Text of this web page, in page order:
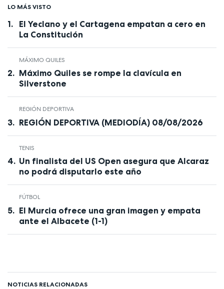
LO MÁS VISTO
El Yeclano y el Cartagena empatan a cero en
La Constitución
MÁXIMO QUILES
Máximo Quiles se rompe la clavícula en
Silverstone
REGIÓN DEPORTIVA
REGIÓN DEPORTIVA (MEDIODÍA) 08/08/2026
TENIS
Un finalista del US Open asegura que Alcaraz
no podrá disputarlo este año
FÚTBOL
El Murcia ofrece una gran imagen y empata
ante el Albacete (1-1)
NOTICIAS RELACIONADAS